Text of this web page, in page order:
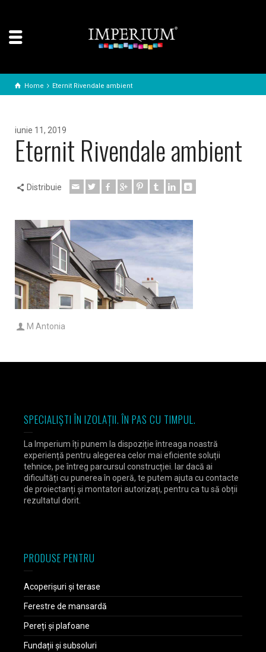
Home Eternit Rivendale ambient
iunie 11, 2019
Eternit Rivendale ambient
Distribuie
M Antonia
SPECIALIȘTI ÎN IZOLAȚII. ÎN PAS CU TIMPUL.
La Imperium îți punem la dispoziție întreaga noastră
experiență pentru alegerea celor mai eficiente soluții
tehnice, pe întreg parcursul construcției. Iar dacă ai
dificultăți cu punerea în operă, te putem ajuta cu contacte
de proiectanți și montatori autorizați, pentru ca tu să obții
rezultatul dorit.
PRODUSE PENTRU
Acoperișuri și terase
Ferestre de mansardă
Pereți și plafoane
Fundații și subsoluri